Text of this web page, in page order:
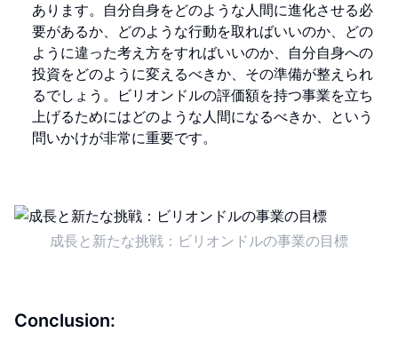
あります。自分自身をどのような人間に進化させる必
要があるか、どのような行動を取ればいいのか、どの
ように違った考え方をすればいいのか、自分自身への
投資をどのように変えるべきか、その準備が整えられ
るでしょう。ビリオンドルの評価額を持つ事業を立ち
上げるためにはどのような人間になるべきか、という
問いかけが非常に重要です。
成長と新たな挑戦：ビリオンドルの事業の目標
Conclusion: